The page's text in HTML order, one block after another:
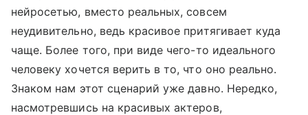
нейросетью, вместо реальных, совсем
неудивительно, ведь красивое притягивает куда
чаще. Более того, при виде чего-то идеального
человеку хочется верить в то, что оно реально.
Знаком нам этот сценарий уже давно. Нередко,
насмотревшись на красивых актеров,